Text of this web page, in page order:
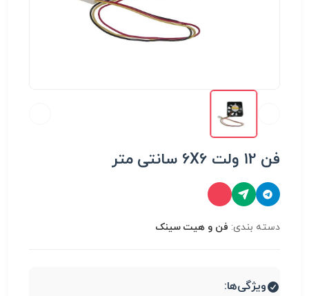
فن 12 ولت 6X6 سانتی متر
دسته بندی: فن و هیت سینک
ویژگی‌ها: